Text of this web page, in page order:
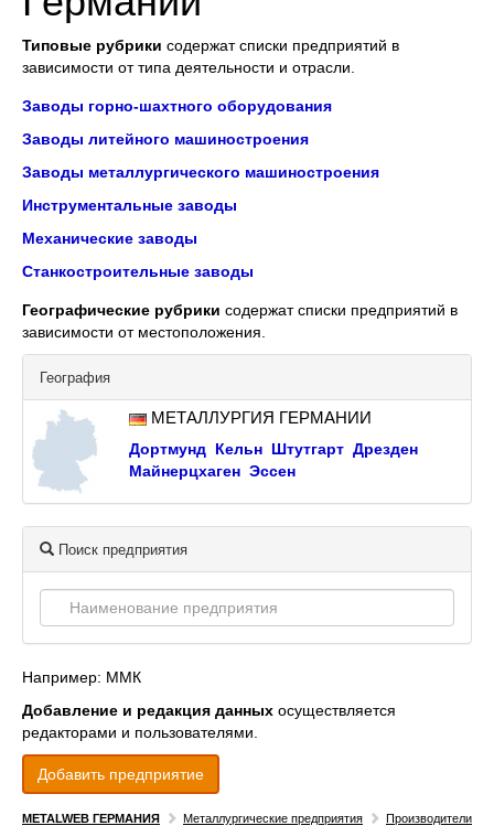
Типовые рубрики содержат списки предприятий в
зависимости от типа деятельности и отрасли.
Заводы горно-шахтного оборудования
Заводы литейного машиностроения
Заводы металлургического машиностроения
Инструментальные заводы
Механические заводы
Станкостроительные заводы
Географические рубрики содержат списки предприятий в
зависимости от местоположения.
География
МЕТАЛЛУРГИЯ ГЕРМАНИИ
Дортмунд Кельн Штутгарт Дрезден
Майнерцхаген Эссен
Поиск предприятия
Например: ММК
Добавление и редакция данных осуществляется
редакторами и пользователями.
Добавить предприятие
METALWEB ГЕРМАНИЯ Металлургические предприятия
Производители